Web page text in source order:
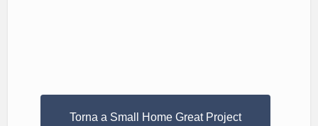
Torna a Small Home Great Project